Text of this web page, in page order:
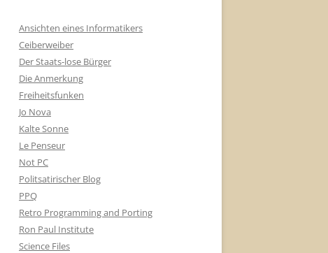
Ansichten eines Informatikers
Ceiberweiber
Der Staats-lose Bürger
Die Anmerkung
Freiheitsfunken
Jo Nova
Kalte Sonne
Le Penseur
Not PC
Politsatirischer Blog
PPQ
Retro Programming and Porting
Ron Paul Institute
Science Files